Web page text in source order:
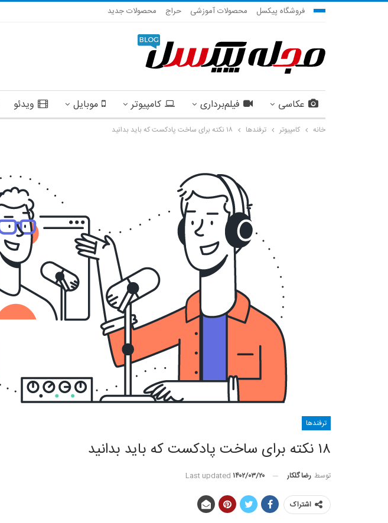
فروشگاه پیکسل محصولات آموزشی حراج محصولات جدید
عکاسی فیلم‌برداری کامپیوتر موبایل ویدئو
خانه کامپیوتر ترفندها ۱۸ نکته برای ساخت پادکست که باید بدانید
ترفندها
۱۸ نکته برای ساخت پادکست که باید بدانید
توسط رضا گلکار Last updated ۱۴۰۲/۰۳/۲۰
اشتراک